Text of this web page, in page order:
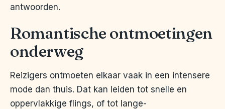
antwoorden.
Romantische ontmoetingen
onderweg
Reizigers ontmoeten elkaar vaak in een intensere
mode dan thuis. Dat kan leiden tot snelle en
oppervlakkige flings, of tot lange-